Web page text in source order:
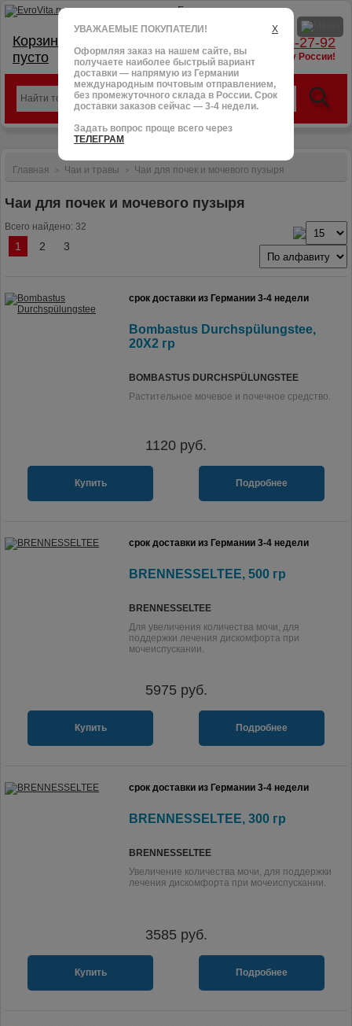
тел.: +7 (966) 095-27-92
доставим в любую точку России!
Корзина:
пусто
X
УВАЖАЕМЫЕ ПОКУПАТЕЛИ!
Оформляя заказ на нашем сайте, вы
получаете наиболее быстрый вариант
доставки — напрямую из Германии
международным почтовым отправлением,
без промежуточного склада в России. Срок
доставки заказов сейчас — 3-4 недели.
Задать вопрос проще всего через
ТЕЛЕГРАМ
Главная > Чаи и травы > Чаи для почек и мочевого пузыря
Чаи для почек и мочевого пузыря
Всего найдено: 32
1 2 3
срок доставки из Германии 3-4 недели
Bombastus Durchspülungstee,
20X2 гр
BOMBASTUS DURCHSPÜLUNGSTEE
Растительное мочевое и почечное средство.
1120 руб.
Купить Подробнее
срок доставки из Германии 3-4 недели
BRENNESSELTEE, 500 гр
BRENNESSELTEE
Для увеличения количества мочи, для
поддержки лечения дискомфорта при
мочеиспускании.
5975 руб.
Купить Подробнее
срок доставки из Германии 3-4 недели
BRENNESSELTEE, 300 гр
BRENNESSELTEE
Увеличение количества мочи, для поддержки
лечения дискомфорта при мочеиспускании.
3585 руб.
Купить Подробнее